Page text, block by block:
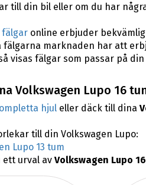
till din bil eller om du har
fälgaronline erbjuder
fälgarna marknaden har att
visas fälgar som passar på din
Volkswagen Lupo 16
hjuleller däck till dina
till din Volkswagen Lupo:
Lupo 13 tum
ett urval av Volkswagen Lupo